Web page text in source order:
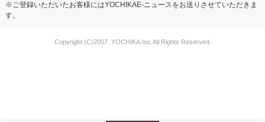
※ご登録いただいたお客様にはYOCHIKAE-ニュースをお送りさせていただきま
す。
Copyright (C)2007. YOCHIKA,Inc.All Rights Reserved.